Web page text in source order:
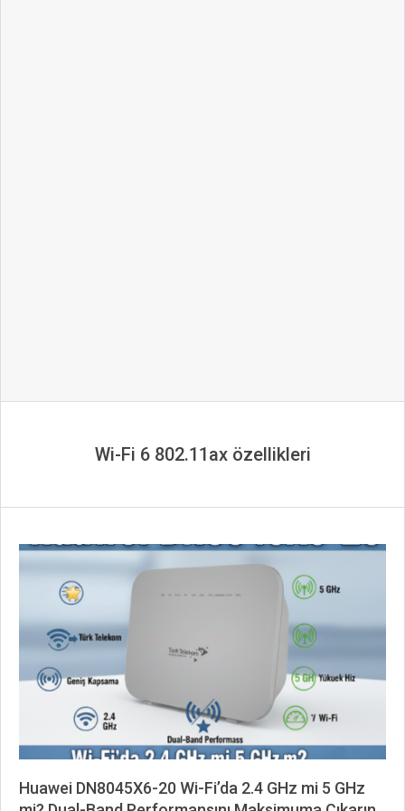
Wi-Fi 6 802.11ax özellikleri
Huawei DN8045X6-20 Wi-Fi’da 2.4 GHz mi 5 GHz